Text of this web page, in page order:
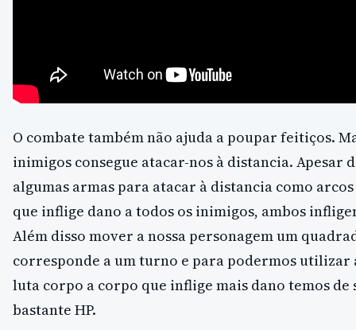
O combate também não ajuda a poupar feitiços.
inimigos consegue atacar-nos à distancia. Apesar
algumas armas para atacar à distancia como
que inflige dano a todos os inimigos, ambos
Além disso mover a nossa personagem um
corresponde a um turno e para podermos utilizar
luta corpo a corpo que inflige mais dano temos
bastante HP.